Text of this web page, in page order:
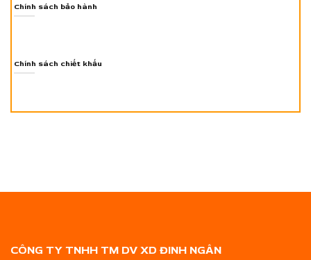
Chính sách bảo hành
Chính sách chiết khấu
CÔNG TY TNHH TM DV XD ĐINH NGÂN